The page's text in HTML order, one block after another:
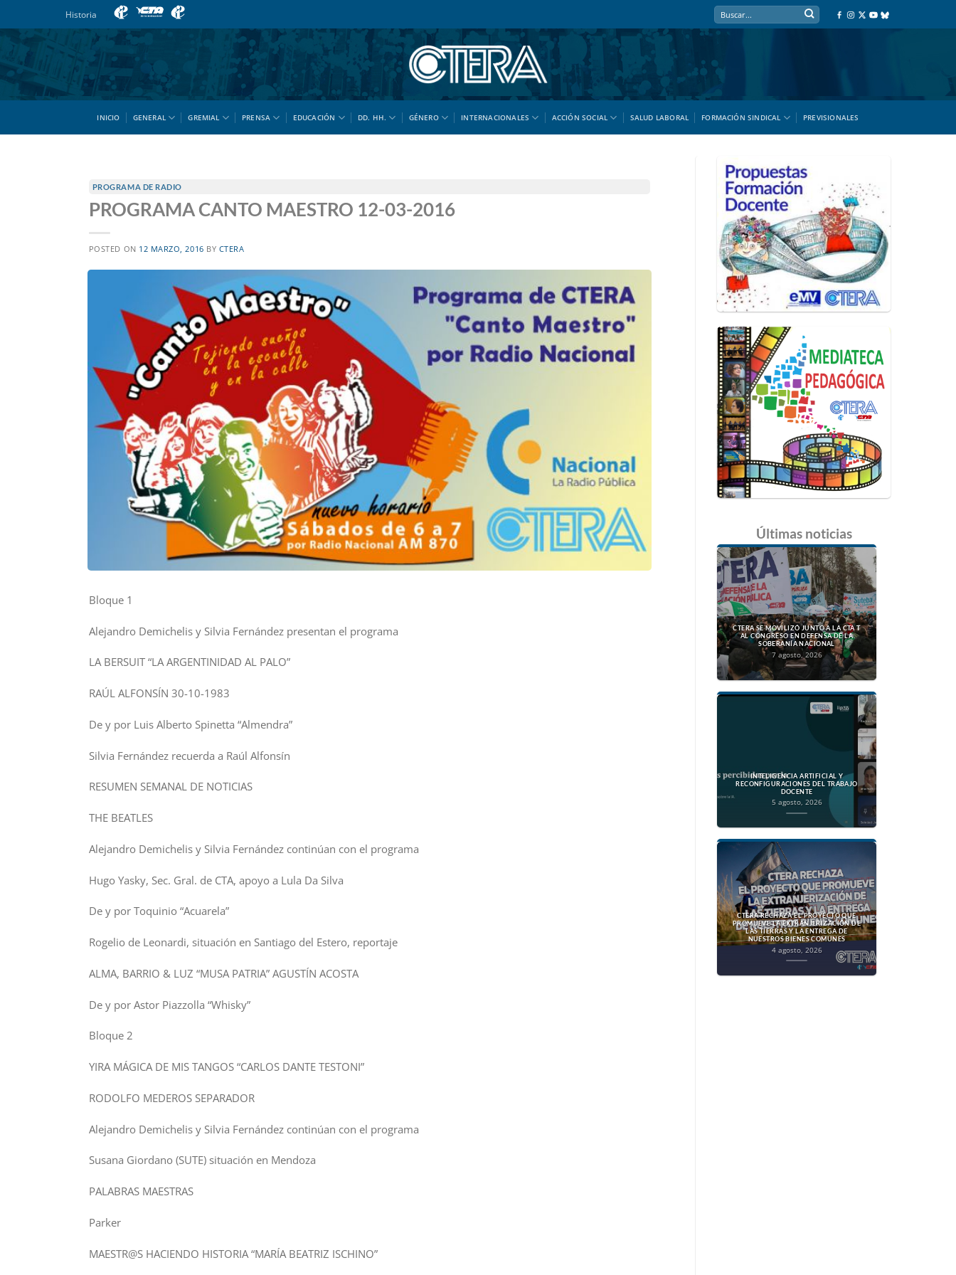
al
contenido
Historia
INICIO GENERAL GREMIAL PRENSA EDUCACIÓN DD. HH. GÉNERO INTERNACIONALES ACCIÓN SOCIAL SALUD LABORAL FORMACIÓN SINDICAL PREVISIONALES
PROGRAMA DE RADIO
PROGRAMA CANTO MAESTRO 12-03-2016
POSTED ON 12 MARZO, 2016 BY CTERA
Bloque 1
Alejandro Demichelis y Silvia Fernández presentan el programa
LA BERSUIT “LA ARGENTINIDAD AL PALO”
RAÚL ALFONSÍN 30-10-1983
De y por Luis Alberto Spinetta “Almendra”
Silvia Fernández recuerda a Raúl Alfonsín
RESUMEN SEMANAL DE NOTICIAS
THE BEATLES
Alejandro Demichelis y Silvia Fernández continúan con el programa
Hugo Yasky, Sec. Gral. de CTA, apoyo a Lula Da Silva
De y por Toquinio “Acuarela”
Rogelio de Leonardi, situación en Santiago del Estero, reportaje
ALMA, BARRIO & LUZ “MUSA PATRIA” AGUSTÍN ACOSTA
De y por Astor Piazzolla “Whisky”
Bloque 2
YIRA MÁGICA DE MIS TANGOS “CARLOS DANTE TESTONI”
RODOLFO MEDEROS SEPARADOR
Alejandro Demichelis y Silvia Fernández continúan con el programa
Susana Giordano (SUTE) situación en Mendoza
PALABRAS MAESTRAS
Parker
MAESTR@S HACIENDO HISTORIA “MARÍA BEATRIZ ISCHINO”
Últimas noticias
CTERA SE MOVILIZÓ JUNTO A LA CTA T
AL CONGRESO EN DEFENSA DE LA
SOBERANÍA NACIONAL
7 agosto, 2026
INTELIGENCIA ARTIFICIAL Y
RECONFIGURACIONES DEL TRABAJO
DOCENTE
5 agosto, 2026
CTERA RECHAZA EL PROYECTO QUE
PROMUEVE LA EXTRANJERIZACIÓN DE
LAS TIERRAS Y LA ENTREGA DE
NUESTROS BIENES COMUNES
4 agosto, 2026